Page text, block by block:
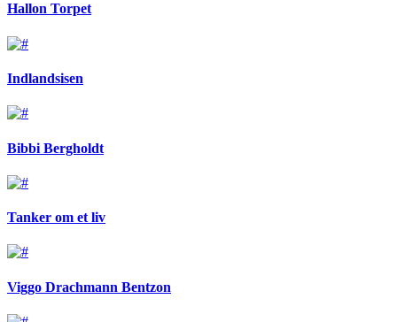
Hallon Torpet
Indlandsisen
Bibbi Bergholdt
Tanker om et liv
Viggo Drachmann Bentzon